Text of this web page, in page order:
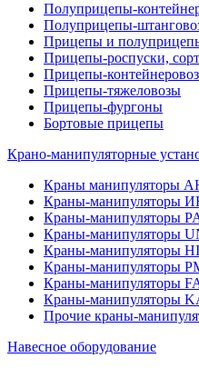
Полуприцепы-
Полуприцепы-
Прицепы и
Прицепы-роспуски,
Прицепы-
Прицепы-тяжеловозы
Прицепы-фургоны
Бортовые прицепы
Крано-манипуляторные
Краны манипуляторы
Краны-манипуляторы
Краны-манипуляторы
Краны-манипуляторы
Краны-манипуляторы
Краны-манипуляторы
Краны-манипуляторы
Краны-манипуляторы
Прочие краны-
Навесное оборудование